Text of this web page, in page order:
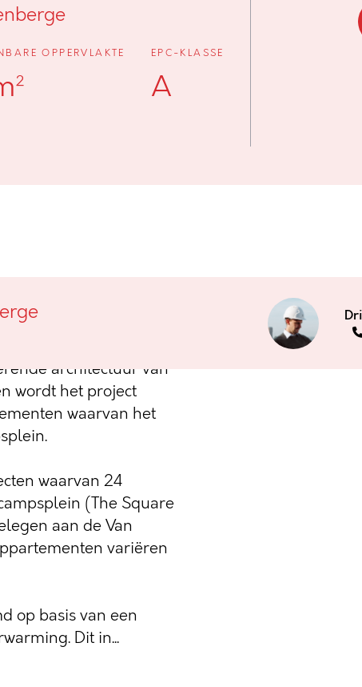
OPPERVLAKTE EPC-KLASSE
A
verrijst binnenkort
omvat in totaal
architectuur van
wordt het project
waarvan het
waarvan 24
(The Square
aan de Van
variëren
op basis van een
Dit in...